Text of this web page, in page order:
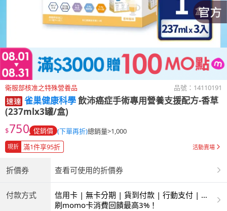
衛服部核准之特殊營養品 品號： 14110191
雀巢健康科學飲沛癌症手術專用營養支援配方-香草
(237mlx3罐/盒)
$750 促銷價 (下單再折)總銷量>1,000
現折 滿1件享95折 活動賣場
折價券 查看可使用的折價券
付款方式
信用卡 | 無卡分期 | 貨到付款 | 行動支付 | 超
商付款 | ATM | 銀聯卡
刷momo卡消費回饋最高3%！